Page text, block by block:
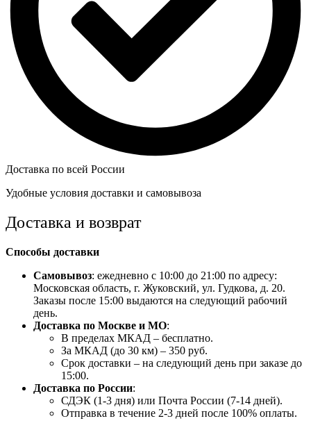
Доставка по всей России
Удобные условия доставки и самовывоза
Доставка и возврат
Способы доставки
Самовывоз: ежедневно с 10:00 до 21:00 по адресу:
Московская область, г. Жуковский, ул. Гудкова, д. 20.
Заказы после 15:00 выдаются на следующий рабочий
день.
Доставка по Москве и МО:
В пределах МКАД – бесплатно.
За МКАД (до 30 км) – 350 руб.
Срок доставки – на следующий день при заказе до
15:00.
Доставка по России:
СДЭК (1-3 дня) или Почта России (7-14 дней).
Отправка в течение 2-3 дней после 100% оплаты.